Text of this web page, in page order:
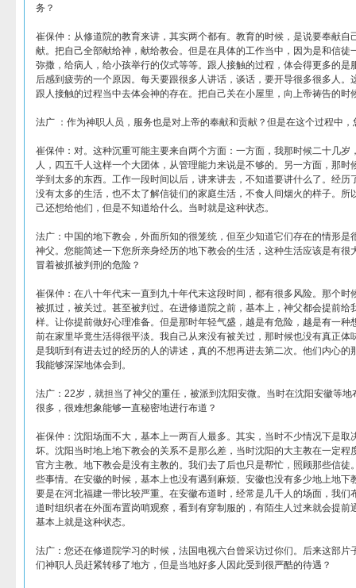
务？
崔保仲：从修道院的教育来讲，其实两个都有。教育的时候，是说要奉献自
献。把自己全部献给神，献给教会。但是在具体的工作当中，因为是和信徒
弥撒，给病人，给小孩举行的仪式等等。跟人接触的过程，体会得更多的是
后感到疲劳的一个原因。每天要跟很多人讲话，谈话，要开导很多很多人。
跟人接触的过程当中去体会神的存在。把自己关在小屋里，向上帝祷告的时
法广 ：作为神职人员，服务也是对上帝的奉献和贡献？但是在这个过程中
崔保仲：对。这种沉重可能主要来自两个方面：一方面，我那时候二十几岁
人，四五千人这样一个大团体，从管理能力来说是不够的。另一方面，那时
学到太多的东西。工作一段时间以后，讲来讲去，不知道要讲什么了。经历
没有太多的生活，也不太了解信徒们的家庭生活，不食人间烟火的样子。所
己还想给他们，但是不知道给什么。当时就是这种状态。
法广：中国的地下教会，外面所知的很笼统，但至少知道它们存在的情形是
神父。您能简述一下您所亲身经历的地下教会的生活，这种生活应该是有很
冒着被抓被判刑的危险？
崔保仲：在八十年代末一直到九十年代末这段时间，都有很多风险。那个时
被抓过，被关过。甚至被判过。在进修道院之前，基本上，神父都会提前给
样。让你提前做好心理准备。但是那时年轻气盛，越是有危险，越是有一种
前在家里毕竟生活得很平淡。我自己从来没有被关过，那时候也没有真正体
是我听到有进去过的经历的人的讲述，真的不想再进去第二次。他们内心的
我能够深深地体会到。
法广：22岁，就担当了神父的重任，被派到沈阳安微。当时在沈阳安徽等
很多，很难想象能够一直秘密地进行布道？
崔保仲：沈阳场面不大，基本上一两百人最多。其实，当时不少情况下是取
坏。沈阳当时地上地下教会的关系不是那么差，当时沈阳的大主教在一定程
官方主教。地下教会是没有主教的。我们去了后也只是帮忙，照顾那些信徒
些事情。在安徽的时候，基本上也没有遇到麻烦。安徽也没有多少地上地下
要是在河北福建一带比较严重。在安徽布道时，经常是几千人的场面，我们
道时组织者在外面布置岗哨观察，看到有穿制服的，有陌生人过来就会提前
基本上就是这种状态。
法广：您还在修道院学习的时候，法国电视六台曾采访过你们。后来这部片
们神职人员赶紧转移了地方，但是当地好多人因此受到很严酷的待遇？